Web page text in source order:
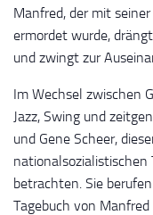
Manfred, der mit
ermordet wurde,
und zwingt zur
Im Wechsel zwischen
Jazz, Swing und
und Gene Scheer,
betrachten. Sie
Tagebuch von